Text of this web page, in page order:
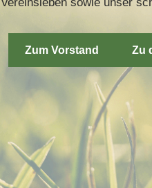
Zum Vorstand Zu